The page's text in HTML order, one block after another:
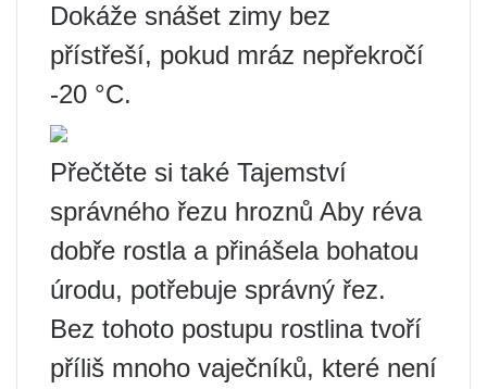
Dokáže snášet zimy bez
přístřeší, pokud mráz nepřekročí
-20 °C.
Přečtěte si také Tajemství
správného řezu hroznů Aby réva
dobře rostla a přinášela bohatou
úrodu, potřebuje správný řez.
Bez tohoto postupu rostlina tvoří
příliš mnoho vaječníků, které není